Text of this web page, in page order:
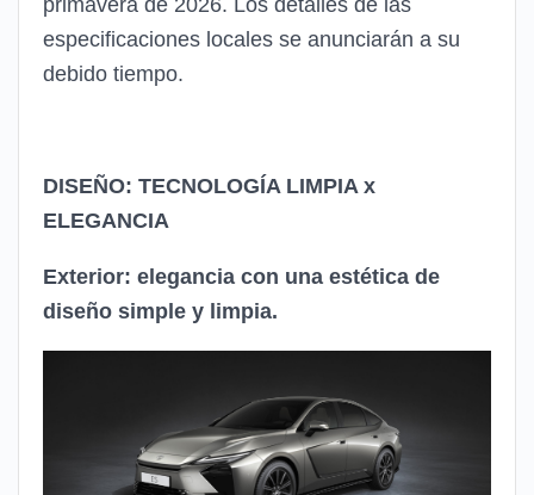
primavera de 2026. Los detalles de las
especificaciones locales se anunciarán a su
debido tiempo.
DISEÑO: TECNOLOGÍA LIMPIA x
ELEGANCIA
Exterior: elegancia con una estética de
diseño simple y limpia.